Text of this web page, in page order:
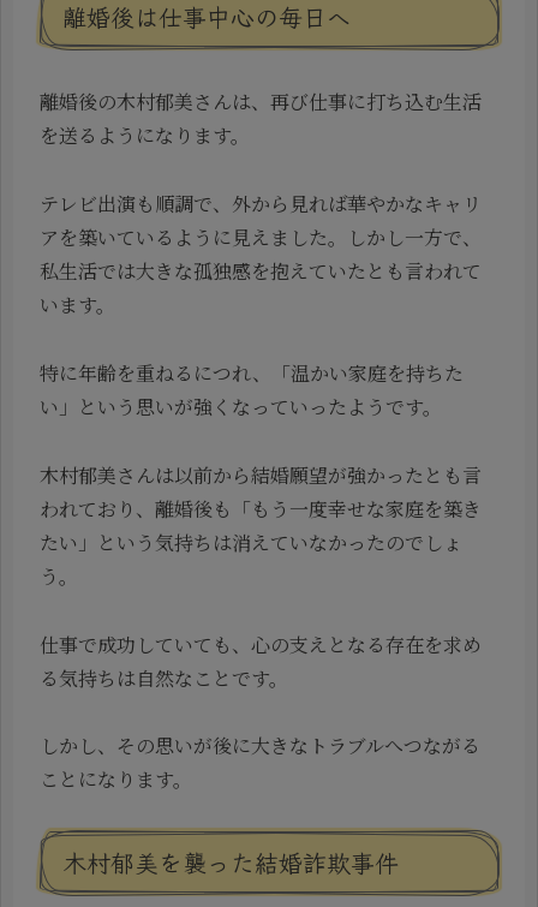
離婚後は仕事中心の毎日へ
離婚後の木村郁美さんは、再び仕事に打ち込む生活
を送るようになります。
テレビ出演も順調で、外から見れば華やかなキャリ
アを築いているように見えました。しかし一方で、
私生活では大きな孤独感を抱えていたとも言われて
います。
特に年齢を重ねるにつれ、「温かい家庭を持ちた
い」という思いが強くなっていったようです。
木村郁美さんは以前から結婚願望が強かったとも言
われており、離婚後も「もう一度幸せな家庭を築き
たい」という気持ちは消えていなかったのでしょ
う。
仕事で成功していても、心の支えとなる存在を求め
る気持ちは自然なことです。
しかし、その思いが後に大きなトラブルへつながる
ことになります。
木村郁美を襲った結婚詐欺事件